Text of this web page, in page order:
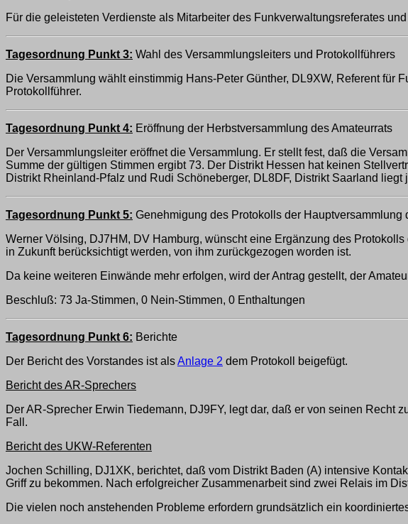
Für die geleisteten Verdienste als Mitarbeiter des Funkverwaltungsreferates
Tagesordnung Punkt 3: Wahl des Versammlungsleiters und Protokollführers
Die Versammlung wählt einstimmig Hans-Peter Günther, DL9XW, Referent
Protokollführer.
Tagesordnung Punkt 4: Eröffnung der Herbstversammlung des Amateurrats
Der Versammlungsleiter eröffnet die Versammlung. Er stellt fest, daß die
Summe der gültigen Stimmen ergibt 73. Der Distrikt Hessen hat keinen
Distrikt Rheinland-Pfalz und Rudi Schöneberger, DL8DF, Distrikt Saarland
Tagesordnung Punkt 5: Genehmigung des Protokolls der Hauptversammlung
Werner Völsing, DJ7HM, DV Hamburg, wünscht eine Ergänzung des
in Zukunft berücksichtigt werden, von ihm zurückgezogen worden ist.
Da keine weiteren Einwände mehr erfolgen, wird der Antrag gestellt, der
Beschluß: 73 Ja-Stimmen, 0 Nein-Stimmen, 0 Enthaltungen
Tagesordnung Punkt 6: Berichte
Der Bericht des Vorstandes ist alsAnlage 2 dem Protokoll beigefügt.
Bericht des AR-Sprechers
Der AR-Sprecher Erwin Tiedemann, DJ9FY, legt dar, daß er von seinen Recht
Fall.
Bericht des UKW-Referenten
Jochen Schilling, DJ1XK, berichtet, daß vom Distrikt Baden (A) intensive
Griff zu bekommen. Nach erfolgreicher Zusammenarbeit sind zwei Relais im
Die vielen noch anstehenden Probleme erfordern grundsätzlich ein